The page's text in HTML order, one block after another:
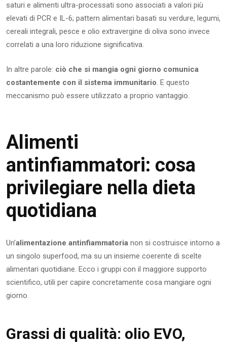
saturi e alimenti ultra-processati sono associati a valori più
elevati di PCR e IL-6; pattern alimentari basati su verdure, legumi,
cereali integrali, pesce e olio extravergine di oliva sono invece
correlati a una loro riduzione significativa.
In altre parole: ciò che si mangia ogni giorno comunica
costantemente con il sistema immunitario . E questo
meccanismo può essere utilizzato a proprio vantaggio.
Alimenti
antinfiammatori: cosa
privilegiare nella dieta
quotidiana
Un’alimentazione antinfiammatoria non si costruisce intorno a
un singolo superfood, ma su un insieme coerente di scelte
alimentari quotidiane. Ecco i gruppi con il maggiore supporto
scientifico, utili per capire concretamente cosa mangiare ogni
giorno.
Grassi di qualità: olio EVO,